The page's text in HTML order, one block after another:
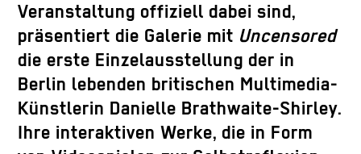
Veranstaltung offiziell dabei sind,
präsentiert die Galerie mit Uncensored
die erste Einzelausstellung der in
Berlin lebenden britischen Multimedia-
Künstlerin Danielle Brathwaite-Shirley.
Ihre interaktiven Werke, die in Form